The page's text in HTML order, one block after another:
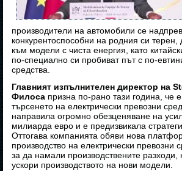
производители на автомобили се
конкурентоспособни на родния си терен,
към модели с чиста енергия, като
по-специално си пробиват път с по-
средства.
Главният изпълнителен директор на
Филоса призна по-рано тази година, че
търсенето на електрически превозни
направила огромно обезценяване на
милиарда евро и е предизвикала
Оттогава компанията обяви нова
производство на електрически превозни
за да намали производствените
ускори производството на нови модели.